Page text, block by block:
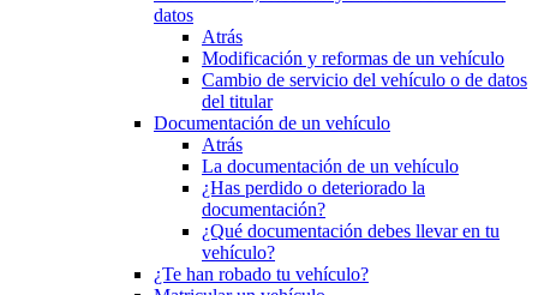
datos
Atrás
Modificación y reformas de un vehículo
Cambio de servicio del vehículo o de datos
del titular
Documentación de un vehículo
Atrás
La documentación de un vehículo
¿Has perdido o deteriorado la
documentación?
¿Qué documentación debes llevar en tu
vehículo?
¿Te han robado tu vehículo?